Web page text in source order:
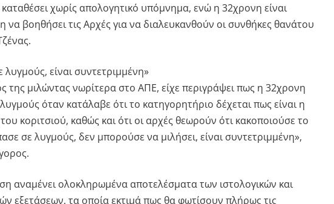
χωρίς απολογητικό υπόμνημα, ενώ η 32χρονη είναι
να βοηθήσει τις Αρχές για να διαλευκανθούν οι συνθήκες θανάτου
λυγμούς, είναι συντετριμμένη»
της μιλώντας νωρίτερα στο ΑΠΕ, είχε περιγράψει πως η 32χρονη
όταν κατάλαβε ότι το κατηγορητήριο δέχεται πως είναι η
κοριτσιού, καθώς και ότι οι αρχές θεωρούν ότι κακοποιούσε το
σε λυγμούς, δεν μπορούσε να μιλήσει, είναι συντετριμμένη»,
αναμένει ολοκληρωμένα αποτελέσματα των ιστολογικών και
εξετάσεων, τα οποία εκτιμά πως θα φωτίσουν πλήρως τις